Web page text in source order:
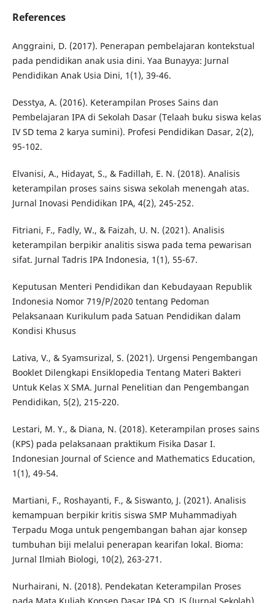
References
Anggraini, D. (2017). Penerapan pembelajaran kontekstual
pada pendidikan anak usia dini. Yaa Bunayya: Jurnal
Pendidikan Anak Usia Dini, 1(1), 39-46.
Desstya, A. (2016). Keterampilan Proses Sains dan
Pembelajaran IPA di Sekolah Dasar (Telaah buku siswa kelas
IV SD tema 2 karya sumini). Profesi Pendidikan Dasar, 2(2),
95-102.
Elvanisi, A., Hidayat, S., & Fadillah, E. N. (2018). Analisis
keterampilan proses sains siswa sekolah menengah atas.
Jurnal Inovasi Pendidikan IPA, 4(2), 245-252.
Fitriani, F., Fadly, W., & Faizah, U. N. (2021). Analisis
keterampilan berpikir analitis siswa pada tema pewarisan
sifat. Jurnal Tadris IPA Indonesia, 1(1), 55-67.
Keputusan Menteri Pendidikan dan Kebudayaan Republik
Indonesia Nomor 719/P/2020 tentang Pedoman
Pelaksanaan Kurikulum pada Satuan Pendidikan dalam
Kondisi Khusus
Lativa, V., & Syamsurizal, S. (2021). Urgensi Pengembangan
Booklet Dilengkapi Ensiklopedia Tentang Materi Bakteri
Untuk Kelas X SMA. Jurnal Penelitian dan Pengembangan
Pendidikan, 5(2), 215-220.
Lestari, M. Y., & Diana, N. (2018). Keterampilan proses sains
(KPS) pada pelaksanaan praktikum Fisika Dasar I.
Indonesian Journal of Science and Mathematics Education,
1(1), 49-54.
Martiani, F., Roshayanti, F., & Siswanto, J. (2021). Analisis
kemampuan berpikir kritis siswa SMP Muhammadiyah
Terpadu Moga untuk pengembangan bahan ajar konsep
tumbuhan biji melalui penerapan kearifan lokal. Bioma:
Jurnal Ilmiah Biologi, 10(2), 263-271.
Nurhairani, N. (2018). Pendekatan Keterampilan Proses